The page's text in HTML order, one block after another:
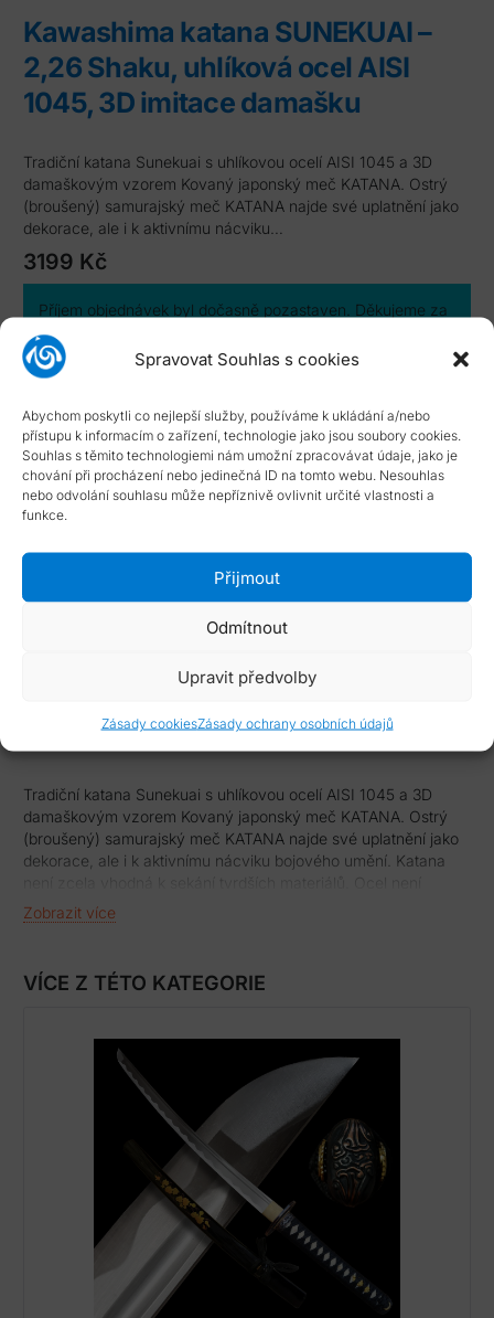
Spravovat Souhlas s cookies
Abychom poskytli co nejlepší služby, používáme k ukládání a/nebo
přístupu k informacím o zařízení, technologie jako jsou soubory cookies.
Souhlas s těmito technologiemi nám umožní zpracovávat údaje, jako je
chování při procházení nebo jedinečná ID na tomto webu. Nesouhlas
nebo odvolání souhlasu může nepříznivě ovlivnit určité vlastnosti a
funkce.
Přijmout
Odmítnout
Upravit předvolby
Zásady cookiesZásady ochrany osobních údajů
Kawashima katana SUNEKUAI –
2,26 Shaku, uhlíková ocel AISI
1045, 3D imitace damašku
Tradiční katana Sunekuai s uhlíkovou ocelí AISI 1045 a 3D
damaškovým vzorem Kovaný japonský meč KATANA. Ostrý
(broušený) samurajský meč KATANA najde své uplatnění jako
dekorace, ale i k aktivnímu nácviku…
3199 Kč
Příjem objednávek byl dočasně pozastaven. Děkujeme za
pochopení.
Katalogové číslo:
Dostupnost:skladové položky dodány do 4 dnů
NÁPOVĚDA
Typ smlouvy
Tradiční katana Sunekuai s uhlíkovou ocelí AISI 1045 a 3D
damaškovým vzorem Kovaný japonský meč KATANA. Ostrý
(broušený) samurajský meč KATANA najde své uplatnění jako
dekorace, ale i k aktivnímu nácviku bojového umění. Katana
parciálně zakalena a proto má nízký stupeň tvrdosti. Sekání
tvrdých materiálů by zanechalo stopy na ostří meče. Atraktivní
potažena pravou rejnočí kůží, to vše dělá tuto katanu velmi
zajímavou a žádanou. Katana je uložena v plátěném vaku a
Firma Dellinger se zříká jakékoliv odpovědnosti za zranění a
poškození vzniklá při použití. Schraňujte katanu mimo dosah
dětí ! Jakákoliv manipulace se samurajským mečem je na vaší
vlastní odpovědnost. Nezapomeňte, že máte ve svých rukou
Dekorativní katana s čepelí o délce 2,26 Shaku (68,4 cm)
Zobrazit více
VÍCE Z TÉTO KATEGORIE